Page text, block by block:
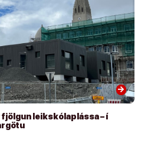
arrow_forward
leikskólaplássa – í